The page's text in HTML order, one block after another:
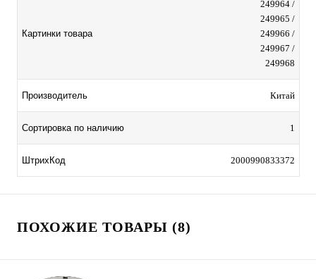
Картинки товара
249964 /
249965 /
249966 /
249967 /
249968
Производитель Китай
Сортировка по наличию 1
ШтрихКод 2000990833372
ПОХОЖИЕ ТОВАРЫ (8)